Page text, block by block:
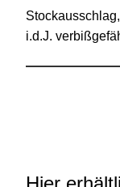
i.d.J.